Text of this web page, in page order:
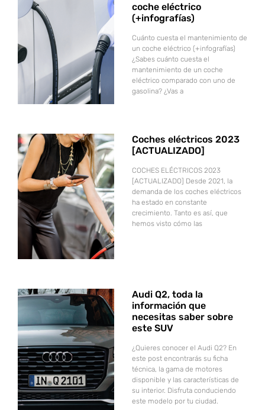
coche eléctrico
(+infografías)
Cuánto cuesta el mantenimiento de
un coche eléctrico (+infografías)
¿Sabes cuánto cuesta el
mantenimiento de un coche
eléctrico comparado con uno de
gasolina? ¿Vas a
Coches eléctricos 2023
[ACTUALIZADO]
COCHES ELÉCTRICOS 2023
[ACTUALIZADO] Desde 2021, la
demanda de los coches eléctricos
ha estado en constante
crecimiento. Tanto es así, que
hemos visto cómo las
Audi Q2, toda la
información que
necesitas saber sobre
este SUV
¿Quieres conocer el Audi Q2? En
este post encontrarás su ficha
técnica, la gama de motores
disponible y las características de
su interior. Disfruta conduciendo
este modelo por tu ciudad.